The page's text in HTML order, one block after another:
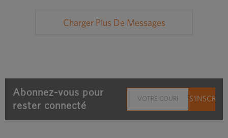
Charger Plus De Messages
Abonnez-vous pour
rester connecté